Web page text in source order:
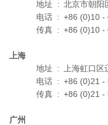
地址
: 北京市朝阳
电话 : +86 (0)10 -
传真 : +86 (0)10 -
上海
地址
:
上海虹口
电话 : +86 (0)21 -
传真 : +86 (0)21 -
广州